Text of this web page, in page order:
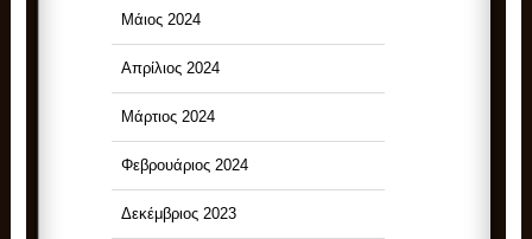
Μάιος 2024
Απρίλιος 2024
Μάρτιος 2024
Φεβρουάριος 2024
Δεκέμβριος 2023